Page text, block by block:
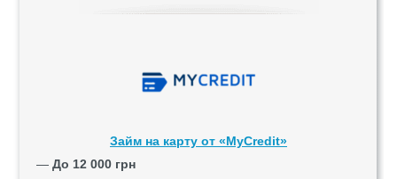
Займ на карту от «MyCredit»
— До 12 000 грн